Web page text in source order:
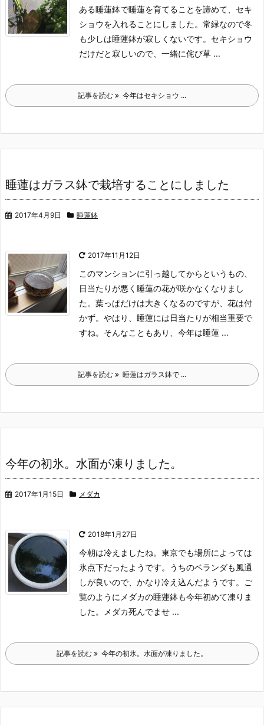
ある睡蓮鉢で睡蓮を育てることを諦めて、セキ
ショウを入れることにしました。 常緑なので冬
も少しは睡蓮鉢が寂しくないです。 セキショウ
だけだと寂しいので、一緒に侘び草 ...
記事を読む 今年はセキショウ ...
睡蓮はガラス鉢で栽培することにしました
2017年4月9日 睡蓮鉢
2017年11月12日
このマンションに引っ越してからというもの、
日当たりが悪く睡蓮の花が咲かなくなりまし
た。 葉っぱだけは大きくなるのですが、花は付
かず。 やはり、睡蓮には日当たりが相当重要で
すね。 そんなこともあり、今年は睡蓮 ...
記事を読む 睡蓮はガラス鉢で ...
今年の初氷。水面が凍りました。
2017年1月15日 メダカ
2018年1月27日
今朝は冷えましたね。 東京でも場所によっては
氷点下だったようです。
うちのベランダも風通
しが良いので、かなり冷え込んだようです。
ご
覧のようにメダカの睡蓮鉢も今年初めて凍りま
した。
メダカ死んでませ ...
記事を読む 今年の初氷。水面が凍りました。